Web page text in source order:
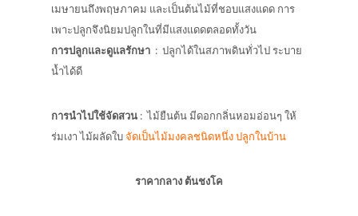
เมษายนถึงพฤษภาคม และเป็นต้นไม้ที่ชอบแสงแดด การ
เพาะปลูกจึงนิยมปลูกในที่มีแสงแดดตลอดทั้งวัน
การปลูกและดูแลรักษา : ปลูกได้ในสภาพดินทั่วไป ระบาย
น้ำได้ดี
การนำไปใช้จัดสวน : ไม้ยืนต้น มีดอกกลิ่นหอมอ่อนๆ ให้
ร่มเงา ไม้ผลัดใบจัดเป็นไม้มงคลชนิดหนึ่ง ปลูกในบ้าน
ราคากลาง ต้นชงโค